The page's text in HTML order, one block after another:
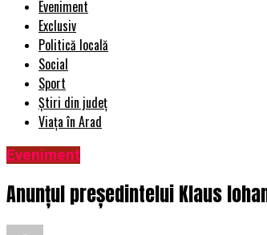
Eveniment
Exclusiv
Politică locală
Social
Sport
Știri din județ
Viața în Arad
Eveniment
Anunțul președintelui Klaus